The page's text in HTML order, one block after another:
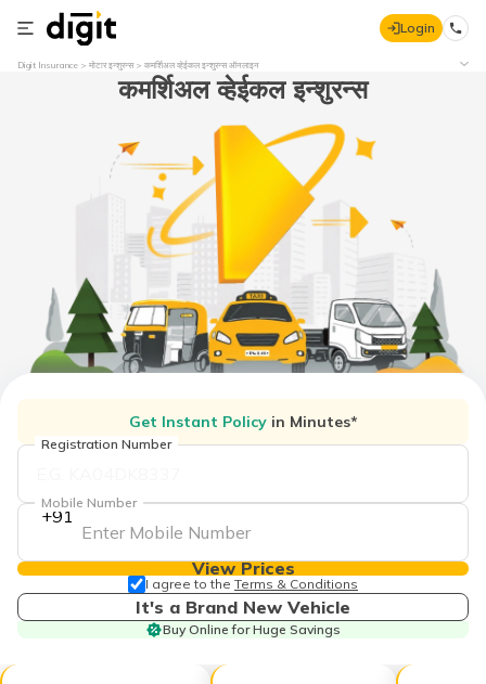
Login
Digit Insurance मोटार इन्शुरन्स कमर्शिअल व्हेईकल इन्शुरन्स ऑनलाइन
कमर्शिअल व्हेईकल इन्शुरन्स
Get Instant Policy in Minutes*
Registration Number
+91
Mobile Number
View Prices
I agree to the Terms & Conditions
It's a Brand New Vehicle
Buy Online for Huge Savings